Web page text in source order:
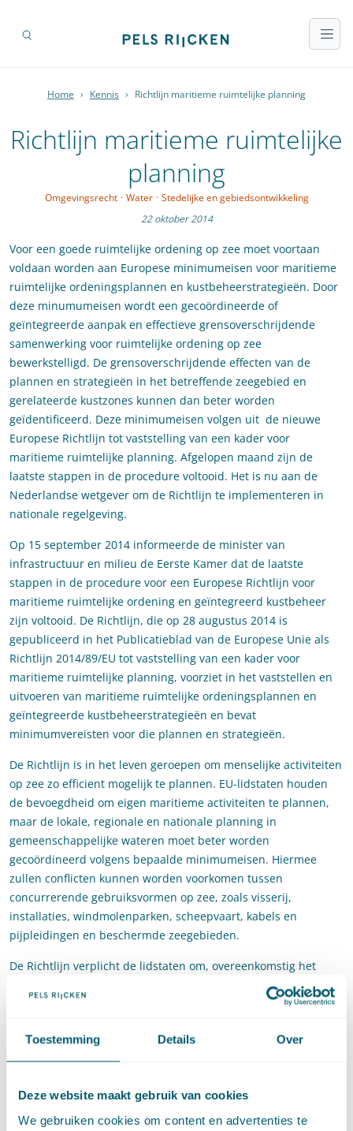
Toestemming Details Over
Deze website maakt gebruik van cookies
We gebruiken cookies om content en advertenties te
Home › Kennis › Richtlijn maritieme ruimtelijke planning
Richtlijn maritieme ruimtelijke
planning
Omgevingsrecht · Water · Stedelijke en gebiedsontwikkeling
22 oktober 2014
Voor een goede ruimtelijke ordening op zee moet voortaan
voldaan worden aan Europese minimumeisen voor maritieme
ruimtelijke ordeningsplannen en kustbeheerstrategieën. Door
deze minumumeisen wordt een gecoördineerde of
geïntegreerde aanpak en effectieve grensoverschrijdende
samenwerking voor ruimtelijke ordening op zee
bewerkstelligd. De grensoverschrijdende effecten van de
plannen en strategieën in het betreffende zeegebied en
gerelateerde kustzones kunnen dan beter worden
geïdentificeerd. Deze minimumeisen volgen uit de nieuwe
Europese Richtlijn tot vaststelling van een kader voor
maritieme ruimtelijke planning. Afgelopen maand zijn de
laatste stappen in de procedure voltooid. Het is nu aan de
Nederlandse wetgever om de Richtlijn te implementeren in
nationale regelgeving.
Op 15 september 2014 informeerde de minister van
infrastructuur en milieu de Eerste Kamer dat de laatste
stappen in de procedure voor een Europese Richtlijn voor
maritieme ruimtelijke ordening en geïntegreerd kustbeheer
zijn voltooid. De Richtlijn, die op 28 augustus 2014 is
gepubliceerd in het Publicatieblad van de Europese Unie als
Richtlijn 2014/89/EU tot vaststelling van een kader voor
maritieme ruimtelijke planning, voorziet in het vaststellen en
uitvoeren van maritieme ruimtelijke ordeningsplannen en
geïntegreerde kustbeheerstrategieën en bevat
minimumvereisten voor die plannen en strategieën.
De Richtlijn is in het leven geroepen om menselijke activiteiten
op zee zo efficient mogelijk te plannen. EU-lidstaten houden
de bevoegdheid om eigen maritieme activiteiten te plannen,
maar de lokale, regionale en nationale planning in
gemeenschappelijke wateren moet beter worden
gecoördineerd volgens bepaalde minimumeisen. Hiermee
zullen conflicten kunnen worden voorkomen tussen
concurrerende gebruiksvormen op zee, zoals visserij,
installaties, windmolenparken, scheepvaart, kabels en
pijpleidingen en beschermde zeegebieden.
De Richtlijn verplicht de lidstaten om, overeenkomstig het
nationaal en internationaal recht, maritieme ruimtelijke
ordening en geïntegreerd kustbeheer toe te passen met het
meer processen in het leven te roepen die de volledige cyclus
van probleemomschrijving, informatievergaring, planning,
grensoverschrijdende samenwerking en participatie van de
belanghebbenden omvat.